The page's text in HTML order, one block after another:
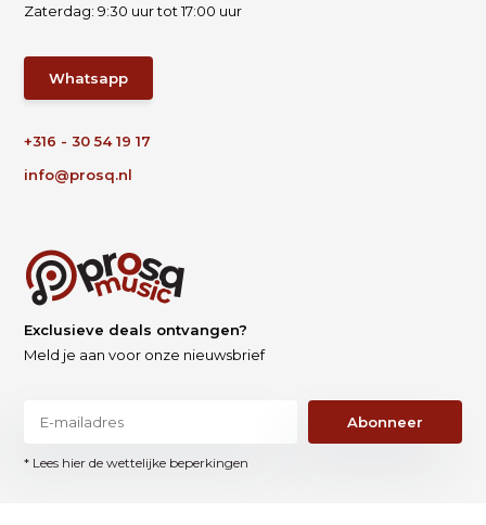
Zaterdag: 9:30 uur tot 17:00 uur
Whatsapp
+316 - 30 54 19 17
info@prosq.nl
Exclusieve deals ontvangen?
Meld je aan voor onze nieuwsbrief
Abonneer
* Lees hier de wettelijke beperkingen